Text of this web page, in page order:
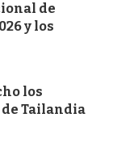
de
y los
los
Tailandia